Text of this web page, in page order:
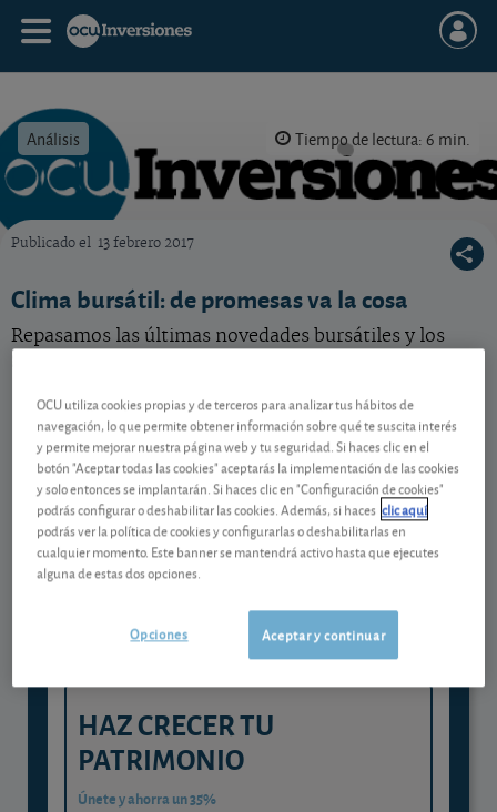
Análisis Tiempo de lectura: 6 min.
Publicado el 13 febrero 2017
Clima bursátil: de promesas va la cosa
Repasamos las últimas novedades bursátiles y los
Contenido reservado a SOCIOS
Gestiona tu dinero con visión
experta
y consigue que cada euro trabaje
HAZ CRECER TU
PATRIMONIO
Únete y ahorra un 35%
OCU utiliza cookies propias y de terceros para analizar tus hábitos de
navegación, lo que permite obtener información sobre qué te suscita interés
y permite mejorar nuestra página web y tu seguridad. Si haces clic en el
botón "Aceptar todas las cookies" aceptarás la implementación de las cookies
y solo entonces se implantarán. Si haces clic en "Configuración de cookies"
podrás configurar o deshabilitar las cookies. Además, si haces clic aquí
podrás ver la política de cookies y configurarlas o deshabilitarlas en
cualquier momento. Este banner se mantendrá activo hasta que ejecutes
alguna de estas dos opciones.
Aceptar y continuar
Opciones